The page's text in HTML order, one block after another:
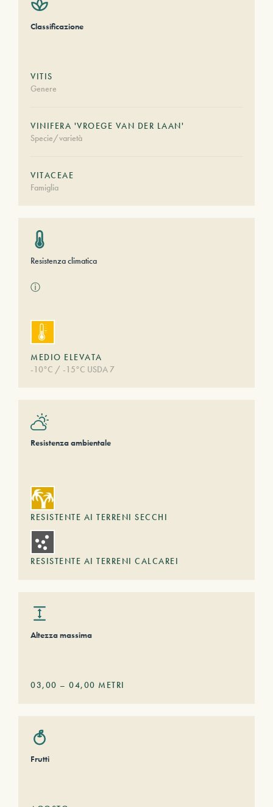
Classificazione
VITIS
Genere
VINIFERA 'VROEGE VAN DER LAAN'
Specie/varietà
VITACEAE
Famiglia
Resistenza climatica
ⓘ
MEDIO ELEVATA
-10°C / -15°C USDA 7
Resistenza ambientale
RESISTENTE AI TERRENI SECCHI
RESISTENTE AI TERRENI CALCAREI
Altezza massima
03,00 – 04,00 METRI
Frutti